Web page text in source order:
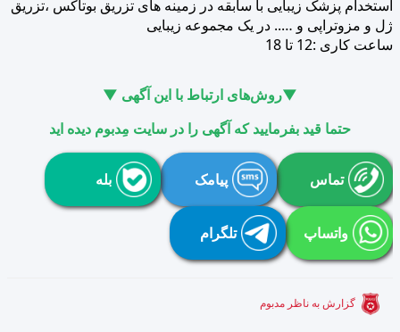
استخدام پزشک زیبایی با سابقه در زمینه های تزریق بوتاکس ،تزریق
ژل و مزوتراپی و ….. در یک مجموعه زیبایی
ساعت کاری :12 تا 18
▼روش‌های ارتباط با این آگهی ▼
حتما قید بفرمایید که آگهی را در سایت مِدبوم دیده اید
تماس پیامک بله
واتساپ تلگرام
گزارش به ناظر مدبوم